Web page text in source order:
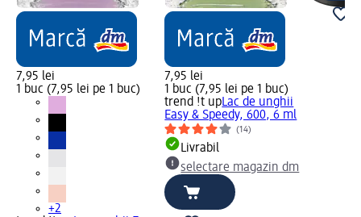
7,95 lei
1 buc (7,95 lei pe 1 buc)
+2
7,95 lei
1 buc (7,95 lei pe 1 buc)
trend !t upLac de unghii
Easy & Speedy, 600, 6 ml
(14)
Livrabil
selectare magazin dm